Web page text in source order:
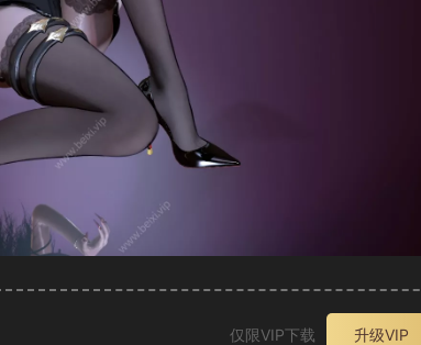
仅限VIP下载 升级VIP